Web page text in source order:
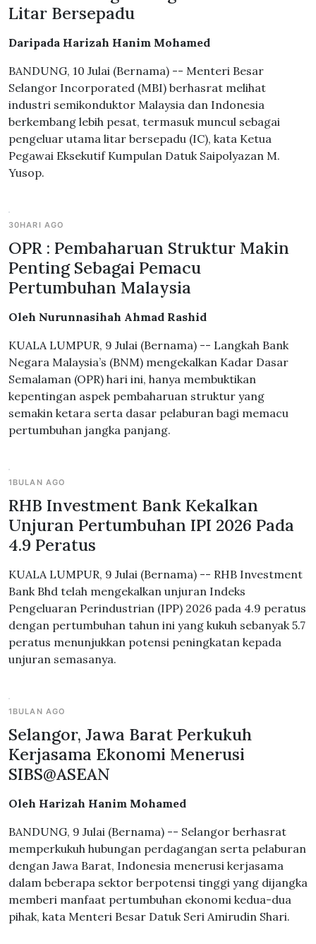
Litar Bersepadu
Daripada Harizah Hanim Mohamed
BANDUNG, 10 Julai (Bernama) -- Menteri Besar
Selangor Incorporated (MBI) berhasrat melihat
industri semikonduktor Malaysia dan Indonesia
berkembang lebih pesat, termasuk muncul sebagai
pengeluar utama litar bersepadu (IC), kata Ketua
Pegawai Eksekutif Kumpulan Datuk Saipolyazan M.
Yusop.
30HARI AGO
OPR : Pembaharuan Struktur Makin
Penting Sebagai Pemacu
Pertumbuhan Malaysia
Oleh Nurunnasihah Ahmad Rashid
KUALA LUMPUR, 9 Julai (Bernama) -- Langkah Bank
Negara Malaysia’s (BNM) mengekalkan Kadar Dasar
Semalaman (OPR) hari ini, hanya membuktikan
kepentingan aspek pembaharuan struktur yang
semakin ketara serta dasar pelaburan bagi memacu
pertumbuhan jangka panjang.
1BULAN AGO
RHB Investment Bank Kekalkan
Unjuran Pertumbuhan IPI 2026 Pada
4.9 Peratus
KUALA LUMPUR, 9 Julai (Bernama) -- RHB Investment
Bank Bhd telah mengekalkan unjuran Indeks
Pengeluaran Perindustrian (IPP) 2026 pada 4.9 peratus
dengan pertumbuhan tahun ini yang kukuh sebanyak 5.7
peratus menunjukkan potensi peningkatan kepada
unjuran semasanya.
1BULAN AGO
Selangor, Jawa Barat Perkukuh
Kerjasama Ekonomi Menerusi
SIBS@ASEAN
Oleh Harizah Hanim Mohamed
BANDUNG, 9 Julai (Bernama) -- Selangor berhasrat
memperkukuh hubungan perdagangan serta pelaburan
dengan Jawa Barat, Indonesia menerusi kerjasama
dalam beberapa sektor berpotensi tinggi yang dijangka
memberi manfaat pertumbuhan ekonomi kedua-dua
pihak, kata Menteri Besar Datuk Seri Amirudin Shari.